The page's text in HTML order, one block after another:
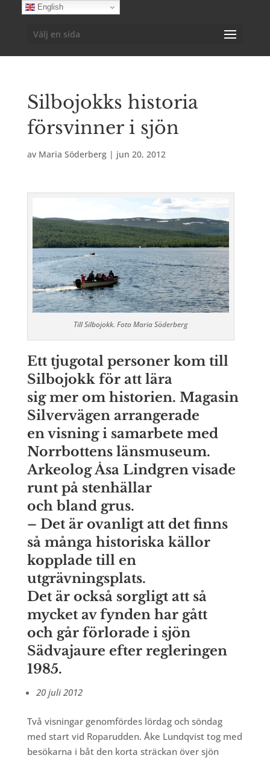
Välj en sida
Silbojokks historia
försvinner i sjön
av Maria Söderberg| jun 20, 2012
Till Silbojokk. Foto Maria Söderberg
Ett tjugotal personer kom till
Silbojokk för att lära
sig mer om historien. Magasin
Silvervägen arrangerade
en visning i samarbete med
Norrbottens länsmuseum.
Arkeolog Åsa Lindgren visade
runt på stenhällar
och bland grus.
– Det är ovanligt att det finns
så många historiska källor
kopplade till en
utgrävningsplats.
Det är också sorgligt att så
mycket av fynden har gått
och går förlorade i sjön
Sädvajaure efter regleringen
1985.
20 juli 2012
Två visningar genomfördes lördag och söndag
med start vid Roparudden. Åke Lundqvist tog med
besökarna i båt den korta sträckan över sjön
English